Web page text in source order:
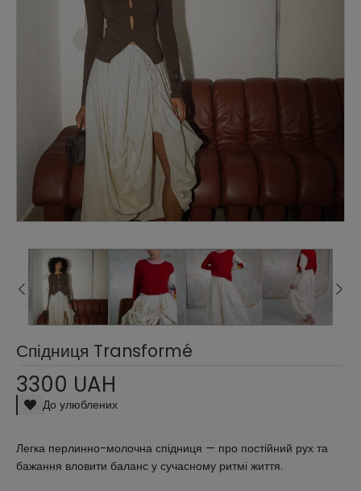
Спідниця Transformé
3300 UAH
До улюблених
Легка перлинно-молочна спідниця — про постійний рух та
бажання вловити баланс у сучасному ритмі життя.